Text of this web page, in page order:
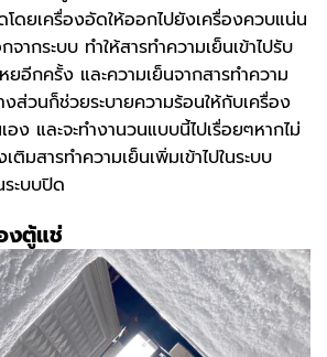
โดยเครื่องอัดให้ออกไปยังเครื่องควบแน่น
ากระบบ ทำให้สารทำความเย็นเข้าไปรับ
ยอีกครั้ง และความเย็นจากสารทำความ
ส่วนก็ช่วยระบายความร้อนให้กับเครื่อง
ง และจะทำงานวนแบบนี้ไปเรื่อยๆหากไม่
ติมสารทำความเย็นเพิ่มเข้าไปในระบบ
ระบบปิด
งตู้แช่